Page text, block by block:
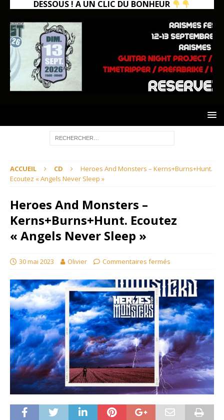
DESSOUS ! A UN CLIC DU BONHEUR
ACCUEIL CD
Heroes And Monsters – Kerns+Burns+Hunt.
Ecoutez « Angels Never Sleep »
Heroes And Monsters –
Kerns+Burns+Hunt. Ecoutez
« Angels Never Sleep »
30 mai 2023 Olivier Commentaires fermés